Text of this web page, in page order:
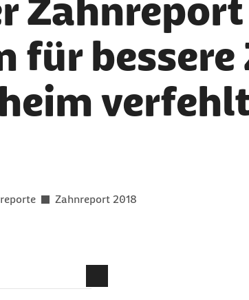
für bessere
Zahnreport 2018